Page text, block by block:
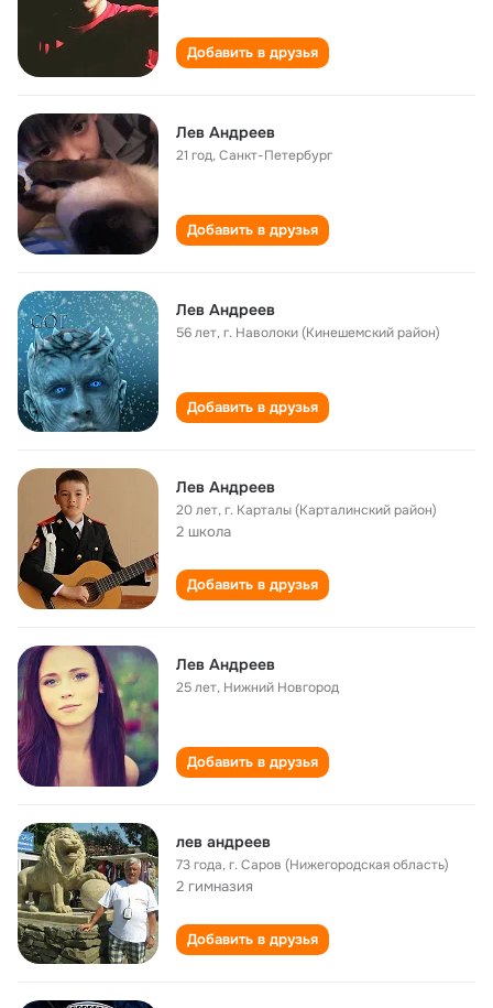
Добавить в друзья
Лев Андреев
21 год,Санкт-Петербург
Добавить в друзья
Лев Андреев
56 лет,г. Наволоки (Кинешемский район)
Добавить в друзья
Лев Андреев
20 лет,г. Карталы (Карталинский район)
2 школа
Добавить в друзья
Лев Андреев
25 лет, Нижний Новгород
Добавить в друзья
лев андреев
73 года,г. Саров (Нижегородская область)
2 гимназия
Добавить в друзья